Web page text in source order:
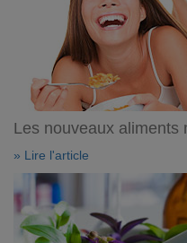
Les nouveaux aliments
» Lire l'article